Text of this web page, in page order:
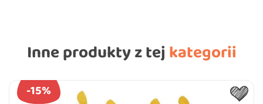
Inne produkty z tej kategorii
-15%